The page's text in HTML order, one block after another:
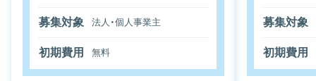
募集対象 法人・個人事業主
初期費用 無料
募集対象
初期費用